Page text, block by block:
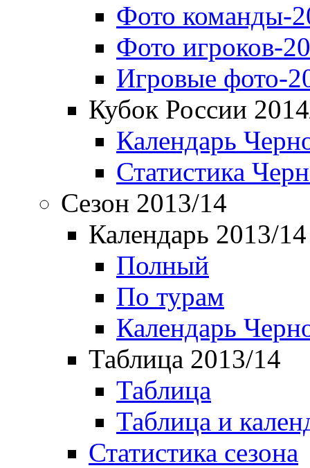
Фото команды-
Фото игроков-
Игровые фото-
Кубок России
Календарь
Статистика
Сезон 2013/14
Календарь 2013/14
Полный
По турам
Календарь
Таблица 2013/14
Таблица
Таблица и
Статистика сезона